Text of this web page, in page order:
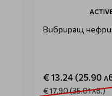
Вибриращ
€ 13.24 (25.90
€ 17.90 (35.01 лв.)